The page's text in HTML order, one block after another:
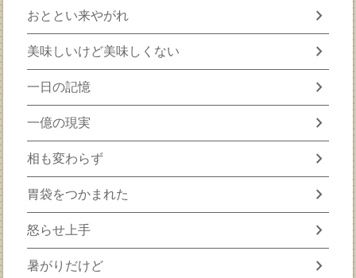
おととい来やがれ chevron_right
美味しいけど美味しくない chevron_right
一日の記憶 chevron_right
一億の現実 chevron_right
相も変わらず chevron_right
胃袋をつかまれた chevron_right
怒らせ上手 chevron_right
暑がりだけど chevron_right